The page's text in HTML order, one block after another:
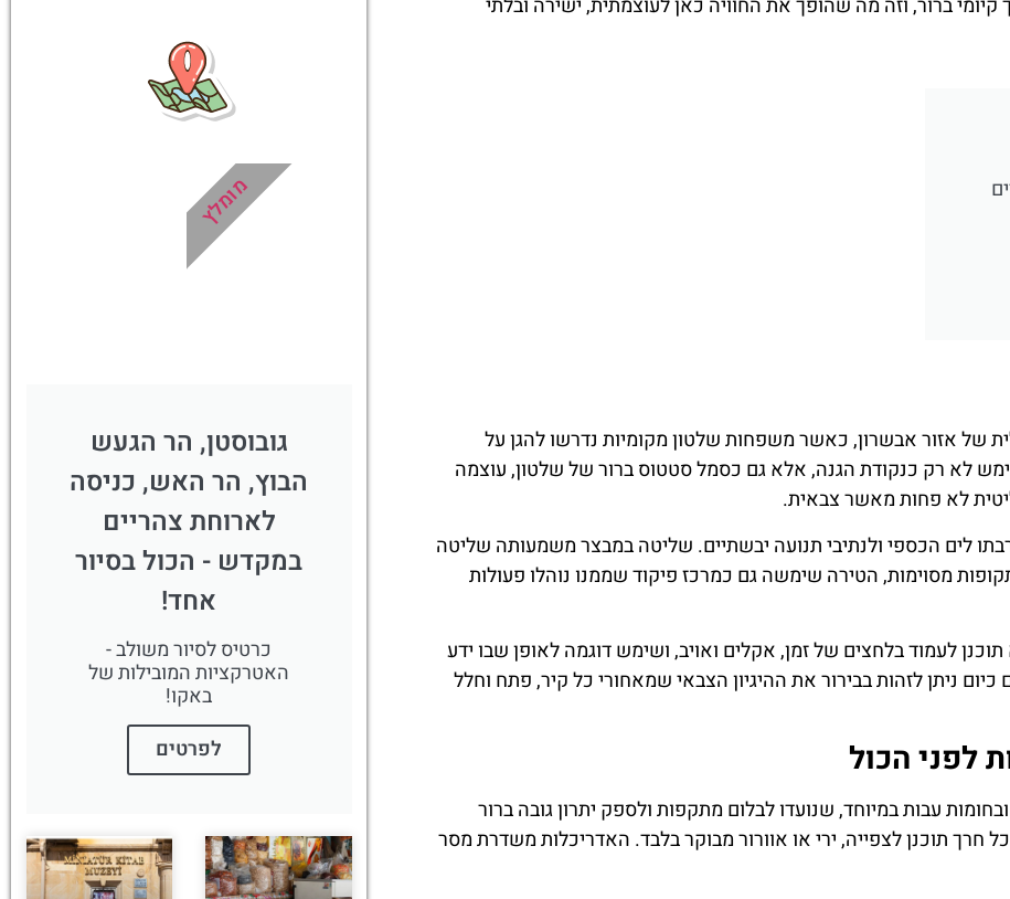
של אזור אבשרון, כאשר משפחות שלטון מקומיות נדרשו להגן על
לא רק כנקודת הגנה, אלא גם כסמל סטטוס ברור של שלטון, עוצמה
לא פחות מאשר צבאית.
לים הכספי ולנתיבי תנועה יבשתיים. שליטה במבצר משמעותה שליטה
מסוימות, הטירה שימשה גם כמרכז פיקוד שממנו נוהלו פעולות
לעמוד בלחצים של זמן, אקלים ואויב, ושימש דוגמה לאופן שבו ידע
ניתן לזהות בבירור את ההיגיון הצבאי שמאחורי כל קיר, פתח וחלל
לפני הכול
עבות במיוחד, שנועדו לבלום מתקפות ולספק יתרון גובה ברור
חרך תוכנן לצפייה, ירי או אוורור מבוקר בלבד. האדריכלות משדרת מסר
סיורים
הדרכה מקצועית
במיוחד עבורכם!
לחצו פה!
גובוסטן, הר הגעש
הבוץ, הר האש, כניסה
לארוחת צהריים
במקדש - הכול בסיור
אחד!
כרטיס לסיור משולב -
האטרקציות המובילות של
באקו!
לפרטים
מומלץ